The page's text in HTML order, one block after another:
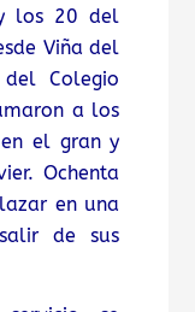
los 20 del
Viña del
Colegio
a los
el gran y
Ochenta
en una
de sus